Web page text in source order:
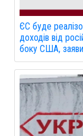
ЄС буде
доходів від
боку США,